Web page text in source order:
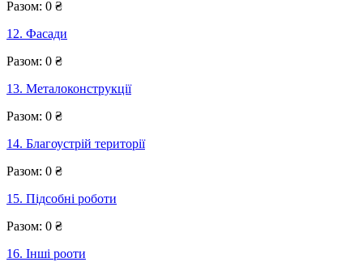
Разом: 0 ₴
12. Фасади
Разом: 0 ₴
13. Металоконструкції
Разом: 0 ₴
14. Благоустрій території
Разом: 0 ₴
15. Підсобні роботи
Разом: 0 ₴
16. Інші рооти